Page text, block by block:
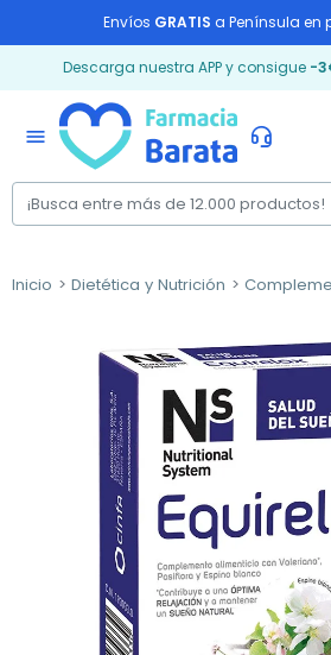
Envíos GRATIS a Península en
Descarga nuestra APP y consigue -
menu
Inicio Dietética y Nutrición